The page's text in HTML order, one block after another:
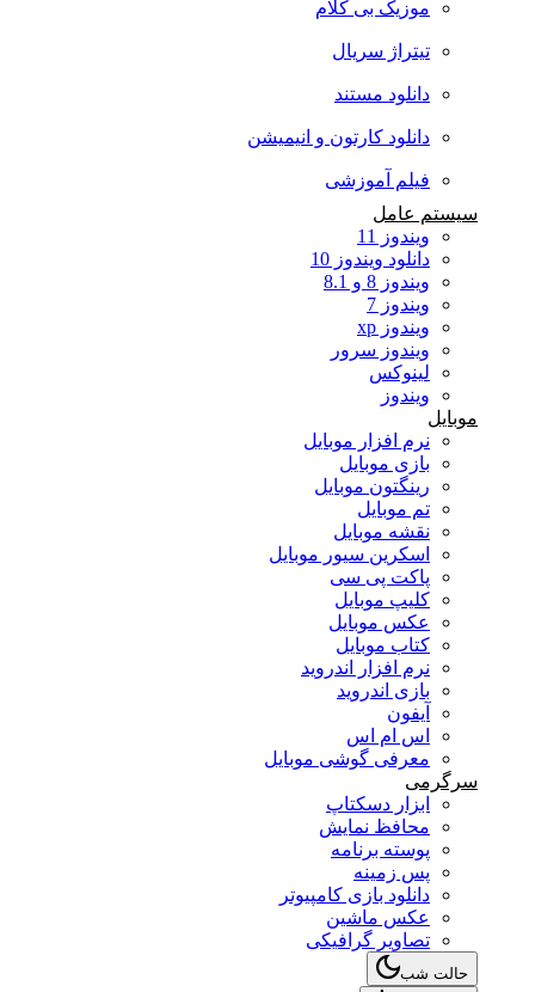
موزیک بی کلام
تیتراژ سریال
دانلود مستند
دانلود کارتون و انیمیشن
فیلم آموزشی
سیستم عامل
ویندوز 11
دانلود ویندوز 10
ویندوز 8 و 8.1
ویندوز 7
ویندوز xp
ویندوز سرور
لینوکس
ویندوز
موبایل
نرم افزار موبایل
بازی موبایل
رینگتون موبایل
تم موبایل
نقشه موبایل
اسکرین سیور موبایل
پاکت پی سی
کلیپ موبایل
عکس موبایل
کتاب موبایل
نرم افزار اندروید
بازی اندروید
آیفون
اس ام اس
معرفی گوشی موبایل
سرگرمی
ابزار دسکتاپ
محافظ نمایش
پوسته برنامه
پس زمینه
دانلود بازی کامپیوتر
عکس ماشین
تصاویر گرافیکی
حالت شب